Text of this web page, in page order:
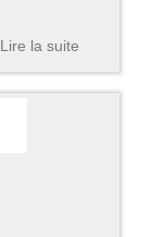
Lire la suite